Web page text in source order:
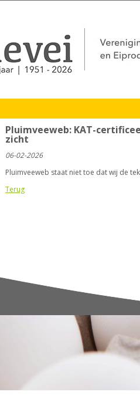
Pluimveeweb: KAT-
zicht
06-02-2026
Pluimveeweb staat niet toe dat wij de
Terug